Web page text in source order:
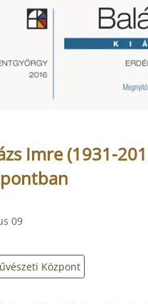
Imre (1931-
09
Központ